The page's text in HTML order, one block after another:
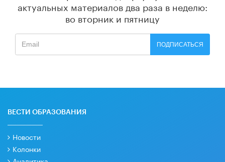
актуальных материалов два раза в неделю:
во вторник и пятницу
ПОДПИСАТЬСЯ
ВЕСТИ ОБРАЗОВАНИЯ
Новости
Колонки